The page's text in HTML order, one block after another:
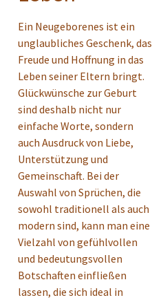
Ein Neugeborenes ist ein
unglaubliches Geschenk, das
Freude und Hoffnung in das
Leben seiner Eltern bringt.
Glückwünsche zur Geburt
sind deshalb nicht nur
einfache Worte, sondern
auch Ausdruck von Liebe,
Unterstützung und
Gemeinschaft. Bei der
Auswahl von Sprüchen, die
sowohl traditionell als auch
modern sind, kann man eine
Vielzahl von gefühlvollen
und bedeutungsvollen
Botschaften einfließen
lassen, die sich ideal in